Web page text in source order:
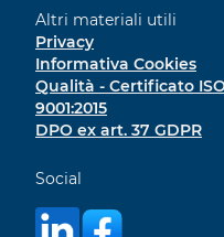
Altri materiali utili
Privacy
Informativa Cookies
Qualità - Certificato
9001:2015
DPO ex art. 37 GDPR
Social